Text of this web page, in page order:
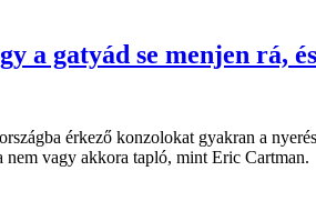
gatyád se menjen rá,
érkező konzolokat gyakran a
vagy akkora tapló, mint Eric Cartman.